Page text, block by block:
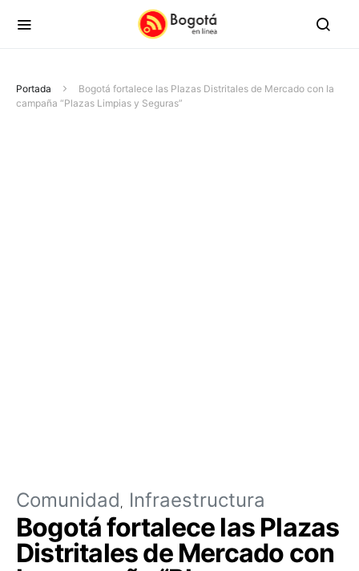
Portada
Bogotá fortalece las Plazas Distritales de Mercado con la
campaña “Plazas Limpias y Seguras”
Comunidad Infraestructura
Bogotá fortalece las Plazas
Distritales de Mercado con